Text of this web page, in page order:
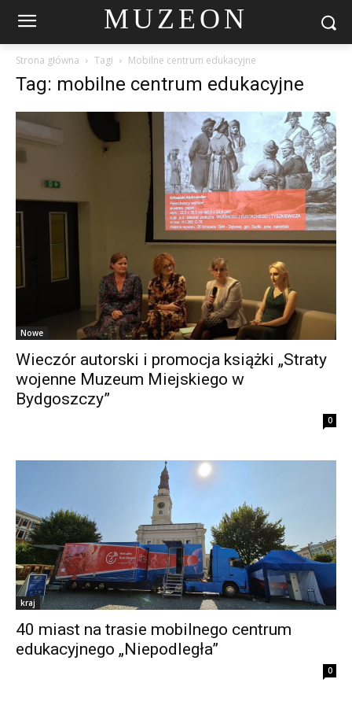
MUZEON
Strona główna Tagi Mobilne centrum edukacyjne
Tag: mobilne centrum edukacyjne
Nowe
Wieczór autorski i promocja książki „Straty
wojenne Muzeum Miejskiego w
Bydgoszczy”
0
kraj
40 miast na trasie mobilnego centrum
edukacyjnego „Niepodległa”
0